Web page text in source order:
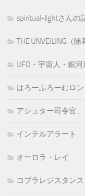
spiritual-lightさんの
THE UNVEILING（除
UFO・宇宙人・銀河
はろーふろーむロ
アシュター司令官
インテルアラート
オーロラ・レイ
コブラレジスタンス